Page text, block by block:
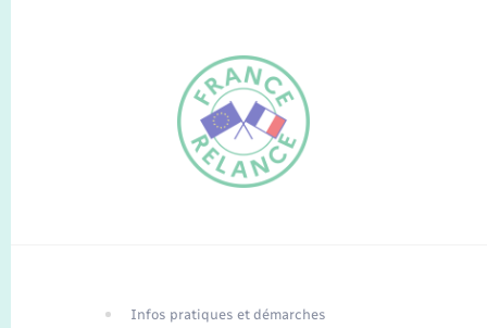
Traduction du
Infos pratiques et démarches